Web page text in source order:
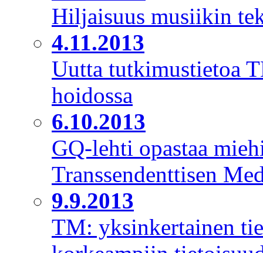
Hiljaisuus musiikin
4.11.2013
Uutta tutkimustietoa
hoidossa
6.10.2013
GQ-lehti opastaa
Transsendenttisen
9.9.2013
TM: yksinkertainen tie